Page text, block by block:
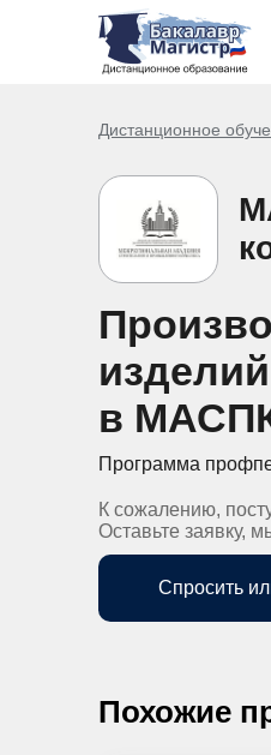
Дистанционное
в
Программа
К сожалению,
Оставьте заявку,
Спросить
Похожие